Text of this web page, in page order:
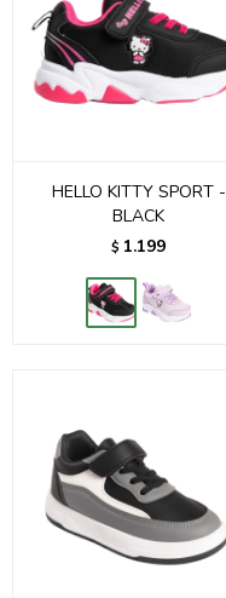
HELLO KITTY SPORT -
BLACK
$ 1.199